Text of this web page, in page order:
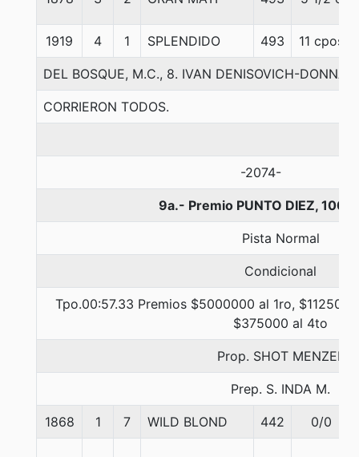
1919 4 1 SPLENDIDO 493 11 cpos
DEL BOSQUE, M.C., 8. IVAN DENISOVICH-DONNA
CORRIERON TODOS.
-2074-
9a.- Premio PUNTO DIEZ,
Pista Normal
Condicional
Tpo.00:57.33 Premios $5000000 al 1ro,
$375000 al 4to
Prop. SHOT MENZEL
Prep. S. INDA M.
1868 1 7 WILD BLOND 442 0/0